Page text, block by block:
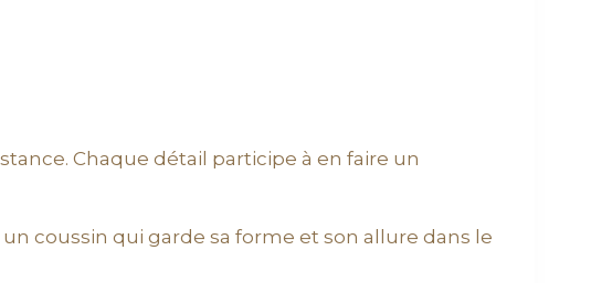
Chaque détail participe à en faire un
coussin qui garde sa forme et son allure dans le